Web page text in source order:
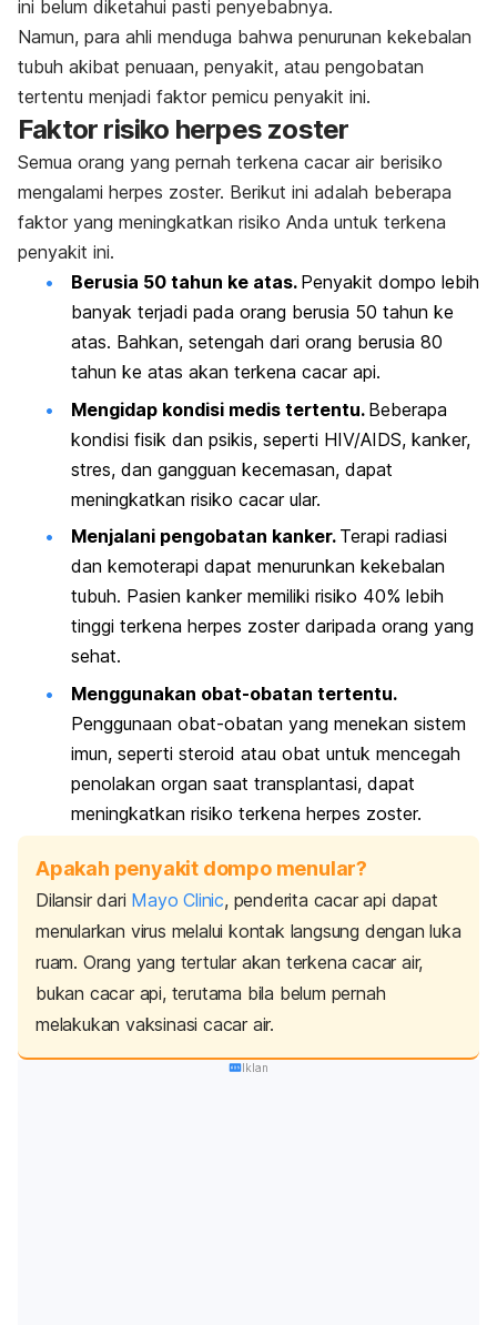
ini belum diketahui pasti penyebabnya.
Namun, para ahli menduga bahwa penurunan kekebalan
tubuh akibat penuaan, penyakit, atau pengobatan
tertentu menjadi faktor pemicu penyakit ini.
Faktor risiko herpes zoster
Semua orang yang pernah terkena cacar air berisiko
mengalami herpes zoster. Berikut ini adalah beberapa
faktor yang meningkatkan risiko Anda untuk terkena
penyakit ini.
Berusia 50 tahun ke atas. Penyakit dompo lebih
banyak terjadi pada orang berusia 50 tahun ke
atas. Bahkan, setengah dari orang berusia 80
tahun ke atas akan terkena cacar api.
Mengidap kondisi medis tertentu. Beberapa
kondisi fisik dan psikis, seperti HIV/AIDS, kanker,
stres, dan gangguan kecemasan, dapat
meningkatkan risiko cacar ular.
Menjalani pengobatan kanker. Terapi radiasi
dan kemoterapi dapat menurunkan kekebalan
tubuh. Pasien kanker memiliki risiko 40% lebih
tinggi terkena herpes zoster daripada orang yang
sehat.
Menggunakan obat-obatan tertentu.
Penggunaan obat-obatan yang menekan sistem
imun, seperti steroid atau obat untuk mencegah
penolakan organ saat transplantasi, dapat
meningkatkan risiko terkena herpes zoster.
Apakah penyakit dompo menular?
Dilansir dari Mayo Clinic, penderita cacar api dapat
menularkan virus melalui kontak langsung dengan luka
ruam. Orang yang tertular akan terkena cacar air,
bukan cacar api, terutama bila belum pernah
melakukan vaksinasi cacar air.
Iklan